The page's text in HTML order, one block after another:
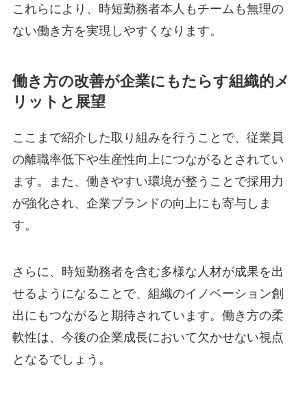
これらにより、時短勤務者本人もチームも無理の
ない働き方を実現しやすくなります。
働き方の改善が企業にもたらす組織的メ
リットと展望
ここまで紹介した取り組みを行うことで、従業員
の離職率低下や生産性向上につながるとされてい
ます。また、働きやすい環境が整うことで採用力
が強化され、企業ブランドの向上にも寄与しま
す。
さらに、時短勤務者を含む多様な人材が成果を出
せるようになることで、組織のイノベーション創
出にもつながると期待されています。働き方の柔
軟性は、今後の企業成長において欠かせない視点
となるでしょう。